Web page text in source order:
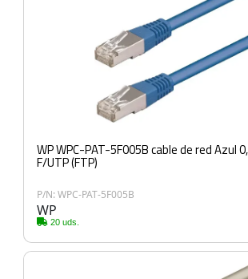
WP WPC-PAT-5F005B cable de red Azul
F/UTP (FTP)
P/N: WPC-PAT-5F005B
WP
20 uds.